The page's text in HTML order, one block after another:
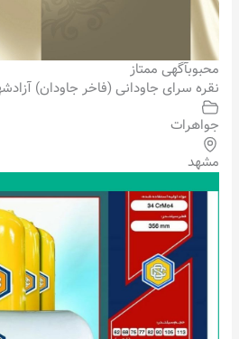
محبوبآگهی ممتاز
نقره سرای جاودانی (فاخر جاودان)
جواهرات
مشهد